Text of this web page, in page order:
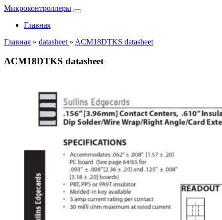
Микроконтроллеры
Главная
Главная » datasheet » ACM18DTKS datasheet
ACM18DTKS datasheet